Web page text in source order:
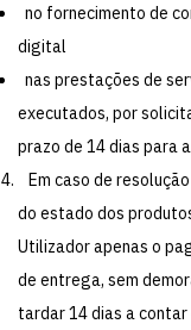
no fornecimento de
digital
nas prestações de
executados, por
prazo de 14 dias para
Em caso de
do estado dos
Utilizador apenas o
de entrega, sem
tardar 14 dias a